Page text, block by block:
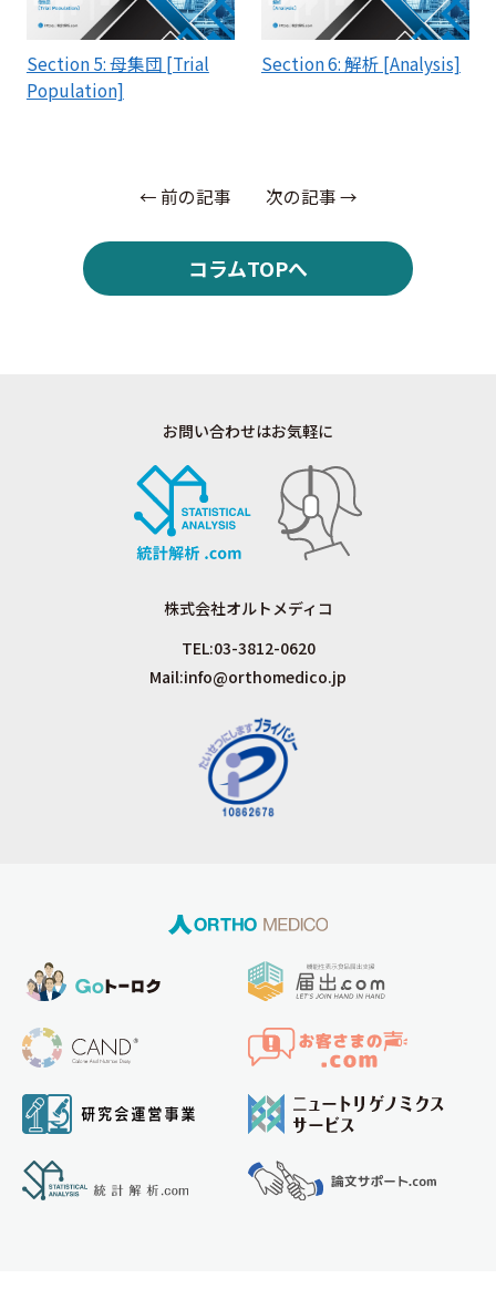
Section 5: 母集団 [Trial
Population]
Section 6: 解析 [Analysis]
← 前の記事 次の記事 →
コラムTOPへ
お問い合わせはお気軽に
株式会社オルトメディコ
TEL:03-3812-0620
Mail:info@orthomedico.jp